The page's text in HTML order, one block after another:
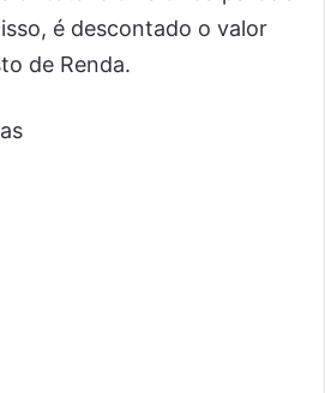
é descontado o valor
de Renda.